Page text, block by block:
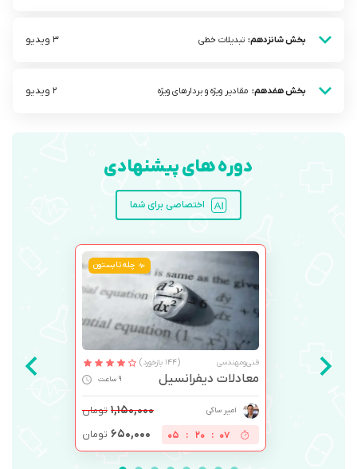
بخش شانزدهم: تبدیلات خطی 3 ویدیو
بخش هفدهم: مقادیر ویژه و بردار‌های ویژه 2 ویدیو
دوره های پیشنهادی
اختصاصی برای شما
چله تابستون
فنی‌ومهندسی (144 بازخورد)
معادلات دیفرانسیل 9 ساعت
امیر ساکی ۱,۱۵۰,۰۰۰ تومان
07
:
20
:
05 ۶۵۰,۰۰۰ تومان